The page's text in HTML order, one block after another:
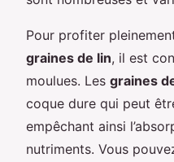
Pour profiter
graines de lin, il est
moulues. Les graines
coque dure qui peut
empêchant ainsi
nutriments. Vous